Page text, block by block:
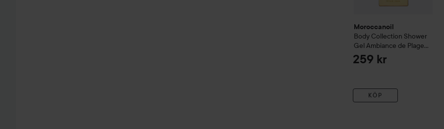
Moroccanoil
Body Collection Shower
Gel Ambiance de Plage
250 ml
259 kr
KÖP